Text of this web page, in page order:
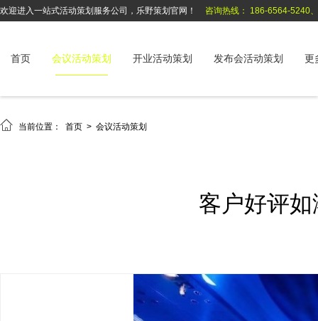
欢迎进入一站式活动策划服务公司，乐野策划官网！ 咨询热线： 186-6564-5240
首页 会议活动策划 开业活动策划 发布会活动策划 更
 当前位置： 首页 > 会议活动策划
客户好评